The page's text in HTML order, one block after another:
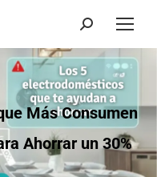
Buscar:
Más Consumen
Ahorrar un 30%